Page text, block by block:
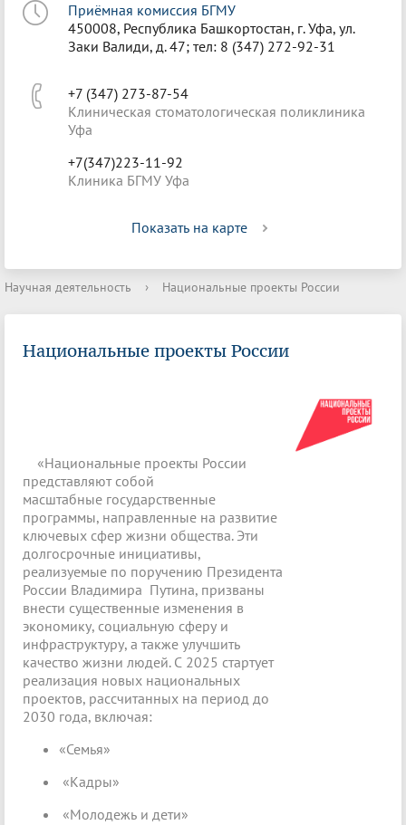
Приёмная комиссия БГМУ
450008, Республика Башкортостан, г. Уфа, ул.
Заки Валиди, д. 47; тел: 8 (347) 272-92-31
+7 (347) 273-87-54
Клиническая стоматологическая поликлиника
Уфа
+7(347)223-11-92
Клиника БГМУ Уфа
Показать на карте
Научная деятельность › Национальные проекты России
Национальные проекты России
«Национальные проекты России
представляют собой
масштабные государственные
программы, направленные на развитие
ключевых сфер жизни общества. Эти
долгосрочные инициативы,
реализуемые по поручению Президента
России Владимира Путина, призваны
внести существенные изменения в
экономику, социальную сферу и
инфраструктуру, а также улучшить
качество жизни людей. С 2025 стартует
реализация новых национальных
проектов, рассчитанных на период до
2030 года, включая:
«Семья»
«Кадры»
«Молодежь и дети»